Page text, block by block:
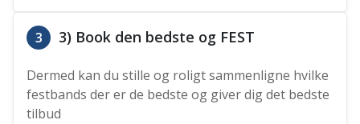
3 3) Book den bedste og FEST
Dermed kan du stille og roligt sammenligne hvilke
festbands der er de bedste og giver dig det bedste
tilbud